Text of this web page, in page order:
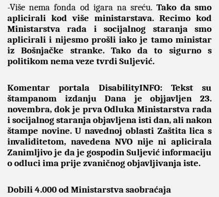
-Više nema fonda od igara na sreću. Tako da smo
aplicirali kod više ministarstava. Recimo kod
Ministarstva rada i socijalnog staranja smo
aplicirali i nijesmo prošli iako je tamo ministar
iz Bošnjačke stranke. Tako da to sigurno s
politikom nema veze tvrdi Suljević.
Komentar portala DisabilityINFO: Tekst su
štampanom izdanju Dana je objjavljen 23.
novembra, dok je prva Odluka Ministarstva rada
i socijalnog staranja objavljena isti dan, ali nakon
štampe novine. U navednoj oblasti Zaštita lica s
invaliditetom, navedena NVO nije ni aplicirala
Zanimljivo je da je gospodin Suljević informaciju
o odluci ima prije zvaničnog objavljivanja iste.
Dobili 4.000 od Ministarstva saobraćaja